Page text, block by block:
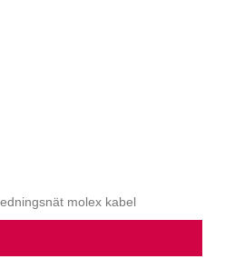
molex kabel